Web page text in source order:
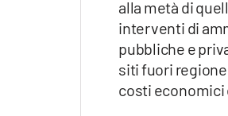
alla metà di
interventi di
pubbliche e
siti fuori
costi economici